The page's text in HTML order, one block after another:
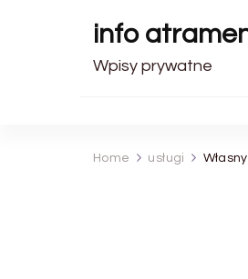
info
Wpisy prywatne
Home usługi